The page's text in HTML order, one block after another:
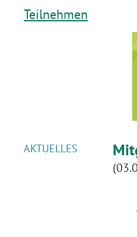
Teilnehmen
AKTUELLES